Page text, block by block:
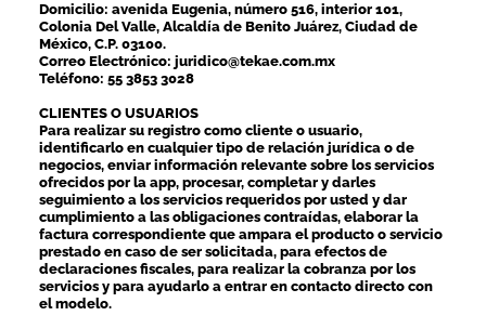
Domicilio: avenida Eugenia, número 516, interior 101,
Colonia Del Valle, Alcaldía de Benito Juárez, Ciudad de
México, C.P. 03100.
Correo Electrónico: juridico@tekae.com.mx
Teléfono: 55 3853 3028
CLIENTES O USUARIOS
Para realizar su registro como cliente o usuario,
identificarlo en cualquier tipo de relación jurídica o de
negocios, enviar información relevante sobre los servicios
ofrecidos por la app, procesar, completar y darles
seguimiento a los servicios requeridos por usted y dar
cumplimiento a las obligaciones contraídas, elaborar la
factura correspondiente que ampara el producto o servicio
prestado en caso de ser solicitada, para efectos de
declaraciones fiscales, para realizar la cobranza por los
servicios y para ayudarlo a entrar en contacto directo con
el modelo.